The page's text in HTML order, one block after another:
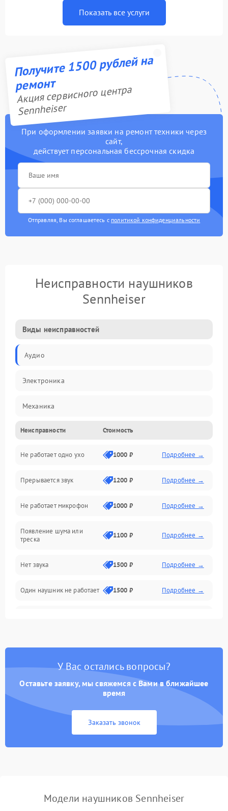
Показать все услуги
Получите 1500 рублей на
ремонт
Акция сервисного центра
Sennheiser
При оформлении заявки на ремонт техники через
сайт,
действует персональная бессрочная скидка
Отправляя, Вы соглашаетесь с политикой конфиденциальности
Неисправности наушников
Sennheiser
Виды неисправностей
Аудио
Электроника
Механика
Электропитание
Связь
Механические повреждения
Неисправности Стоимость
Не работает одно ухо 1000 ₽ Подробнее →
Прерывается звук 1200 ₽ Подробнее →
Не работает микрофон 1000 ₽ Подробнее →
Появление шума или
треска
1100 ₽ Подробнее →
Нет звука 1500 ₽ Подробнее →
Один наушник не работает 1500 ₽ Подробнее →
Треск 1500 ₽ Подробнее →
У Вас остались вопросы?
Оставьте заявку, мы свяжемся с Вами в ближайшее
время
Заказать звонок
Модели наушников Sennheiser